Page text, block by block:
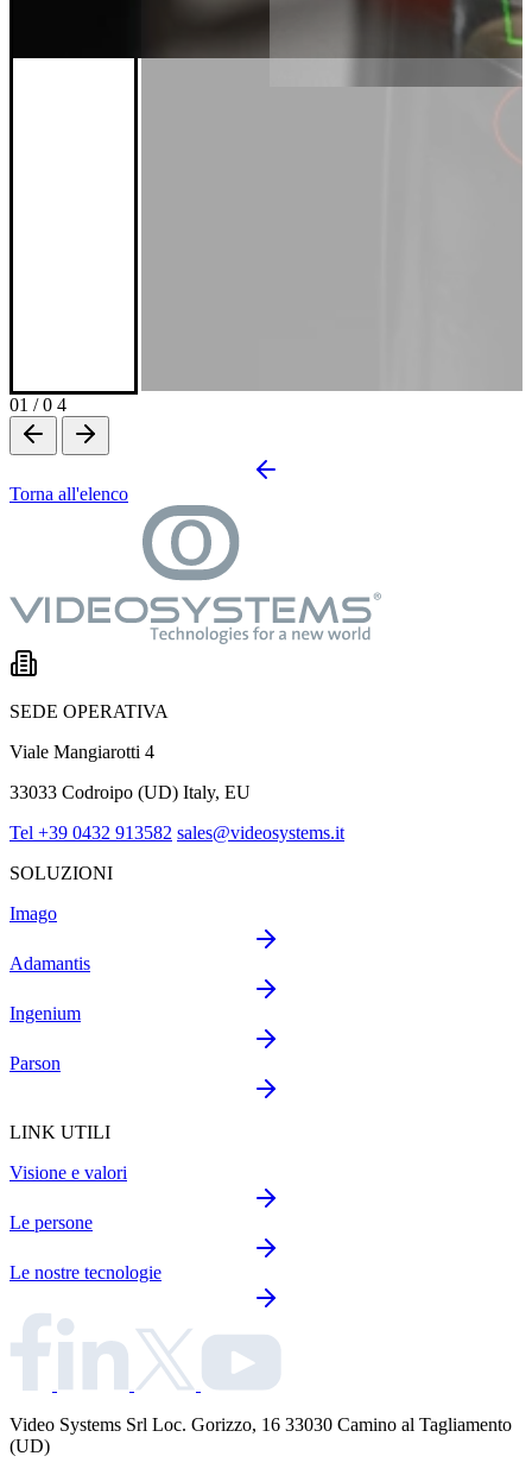
01 / 0 4
Torna all'elenco
SEDE OPERATIVA
Viale Mangiarotti 4
33033 Codroipo (UD) Italy, EU
Tel +39 0432 913582 sales@videosystems.it
SOLUZIONI
Imago
Adamantis
Ingenium
Parson
LINK UTILI
Visione e valori
Le persone
Le nostre tecnologie
Video Systems Srl Loc. Gorizzo, 16 33030 Camino al Tagliamento
(UD)